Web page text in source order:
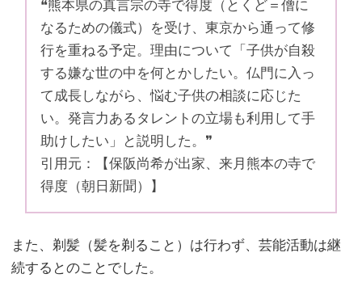
❝熊本県の真言宗の寺で得度（とくど＝僧に
なるための儀式）を受け、東京から通って修
行を重ねる予定。理由について「子供が自殺
する嫌な世の中を何とかしたい。仏門に入っ
て成長しながら、悩む子供の相談に応じた
い。発言力あるタレントの立場も利用して手
助けしたい」と説明した。❞
引用元：【保阪尚希が出家、来月熊本の寺で
得度（朝日新聞）】
また、剃髪（髪を剃ること）は行わず、芸能活動は継
続するとのことでした。